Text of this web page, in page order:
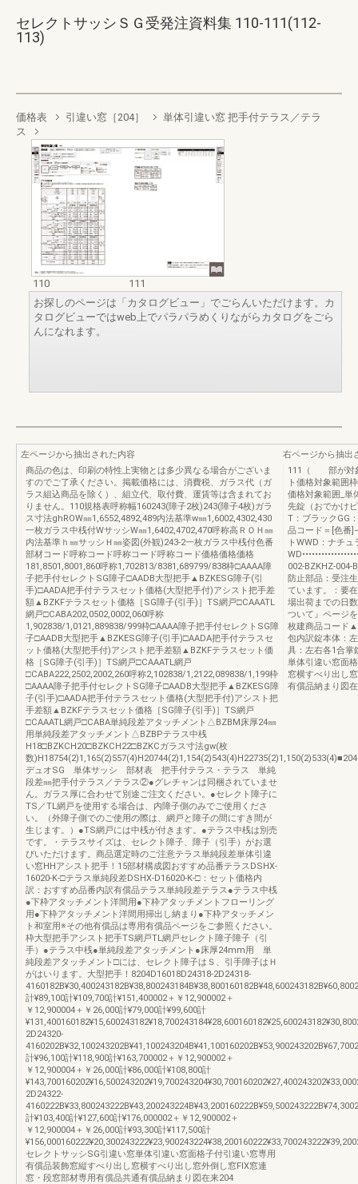
セレクトサッシＳＧ受発注資料集 110-111(112-
113)
価格表 引違い窓［204］
単体引違い窓 把手付テラス／テラ
ス
110
111
お探しのページは「カタログビュー」でごらんいただけます。カ
タログビューではweb上でパラパラめくりながらカタログをごら
んになれます。
左ページから抽出された内容
商品の色は、印刷の特性上実物とは多少異なる場合がございま
すのでご了承ください。掲載価格には、消費税、ガラス代（ガ
ラス組込商品を除く）、組立代、取付費、運賃等は含まれてお
りません。110規格表呼称幅160243(障子2枚)243(障子4枚)ガラ
ス寸法ghROW㎜1,6552,4892,489内法基準w㎜1,6002,4302,430
一枚ガラス中桟付WサッシW㎜1,6402,4702,470呼称高ＲＯＨ㎜
内法基準ｈ㎜サッシＨ㎜姿図(外観)243-2一枚ガラス中桟付色番
部材コード呼称コード呼称コード呼称コード価格価格価格
181,8501,8001,860呼称1,702813/8381,689799/838枠□AAAA障
子把手付セレクトSG障子□AADB大型把手▲BZKESG障子(引
手)□AADA把手付テラスセット価格(大型把手付)アシスト把手差
額▲BZKFテラスセット価格［SG障子(引手)］TS網戸□CAAATL
網戸□CABA202,0502,0002,060呼称
1,902838/1,0121,889838/999枠□AAAA障子把手付セレクトSG障
子□AADB大型把手▲BZKESG障子(引手)□AADA把手付テラスセ
ット価格(大型把手付)アシスト把手差額▲BZKFテラスセット価
格［SG障子(引手)］TS網戸□CAAATL網戸
□CABA222,2502,2002,260呼称2,102838/1,2122,089838/1,199枠
□AAAA障子把手付セレクトSG障子□AADB大型把手▲BZKESG障
子(引手)□AADA把手付テラスセット価格(大型把手付)アシスト把
手差額▲BZKFテラスセット価格［SG障子(引手)］TS網戸
□CAAATL網戸□CABA単純段差アタッチメント△BZBM床厚24㎜
用単純段差アタッチメント△BZBPテラス中桟
H18□BZKCH20□BZKCH22□BZKCガラス寸法gw(枚
数)H18754(2)1,165(2)557(4)H20744(2)1,154(2)543(4)H22735(2)1,150(2)533(4)■204
デュオSG 単体サッシ 部材表 把手付テラス・テラス 単純
段差㎜把手付テラス／テラス②●グレチャンは同梱されていませ
ん。ガラス厚に合わせて別途ご注文ください。●セレクト障子に
TS／TL網戸を使用する場合は、内障子側のみでご使用くださ
い。（外障子側でのご使用の際は、網戸と障子の間にすき間が
生じます。）●TS網戸には中桟が付きます。●テラス中桟は別売
です。・テラスサイズは、セレクト障子、障子（引手）がお選
びいただけます。商品選定時のご注意テラス単純段差単体引違
い窓HHアシスト把手！15部材構成図おすすめ品番テラスDSHX-
16020-K-□テラス単純段差DSHX-D16020-K-□：セット価格内
訳：おすすめ品番内訳有償品テラス単純段差テラス●テラス中桟
●下枠アタッチメント洋間用●下枠アタッチメントフローリング
用●下枠アタッチメント洋間用掃出し納まり●下枠アタッチメン
ト和室用※その他有償品は専用有償品ページをご参照ください。
枠大型把手アシスト把手TS網戸TL網戸セレクト障子障子（引
手）●テラス中桟●単純段差アタッチメント●床厚24mm用 単
純段差アタッチメント□には、セレクト障子はＳ、引手障子はＨ
がはいります。大型把手！8204D16018D24318-2D24318-
計¥89,100計¥109,700計¥151,400002＋￥12,900002＋
￥12,900004＋￥26,000計¥79,000計¥99,600計
2D24320-
計¥96,100計¥118,900計¥163,700002＋￥12,900002＋
￥12,900004＋￥26,000計¥86,000計¥108,800計
2D24322-
計¥103,400計¥127,600計¥176,000002＋￥12,900002＋
￥12,900004＋￥26,000計¥93,300計¥117,500計
セレクトサッシSG引違い窓単体引違い窓面格子付引違い窓専用
有償品装飾窓縦すべり出し窓横すべり出し窓外倒し窓FIX窓連
窓・段窓部材専用有償品共通有償品納まり図在来204
右ページから抽出
111（ 部が対象
ト価格対象範囲
価格対象範囲_単
先錠（おでかけ
T：ブラックGG
品コード＝[色番
トWWD：ナチ
002-BZKHZ-004-
防止部品：受注
ています。：要
場出荷までの日
ついて』ページ
枚建商品コード
包内訳錠本体：
具：左右各1合掌
単体引違い窓面
窓横すべり出し
有償品納まり図